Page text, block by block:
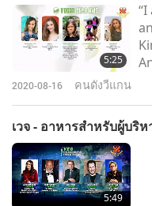
ท
ป
ท
เ
5:25
2020-08-16 คนดังวีแกน
เวจ - อาหารสำหรับผู้บริ
5:49